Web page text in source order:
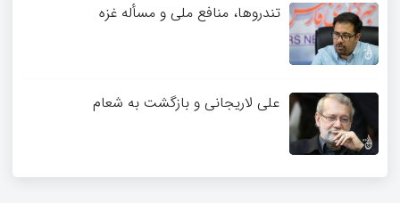
تندروها، منافع ملی و مسأله غزه
علی لاریجانی و بازگشت به شعام